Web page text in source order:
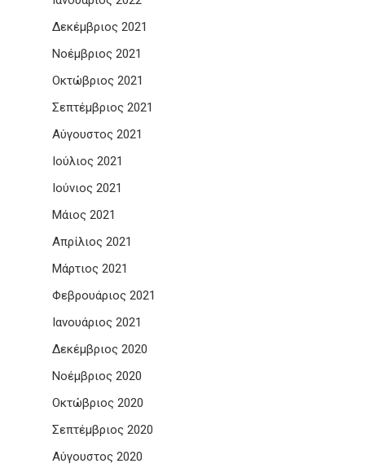
Δεκέμβριος 2021
Νοέμβριος 2021
Οκτώβριος 2021
Σεπτέμβριος 2021
Αύγουστος 2021
Ιούλιος 2021
Ιούνιος 2021
Μάιος 2021
Απρίλιος 2021
Μάρτιος 2021
Φεβρουάριος 2021
Ιανουάριος 2021
Δεκέμβριος 2020
Νοέμβριος 2020
Οκτώβριος 2020
Σεπτέμβριος 2020
Αύγουστος 2020